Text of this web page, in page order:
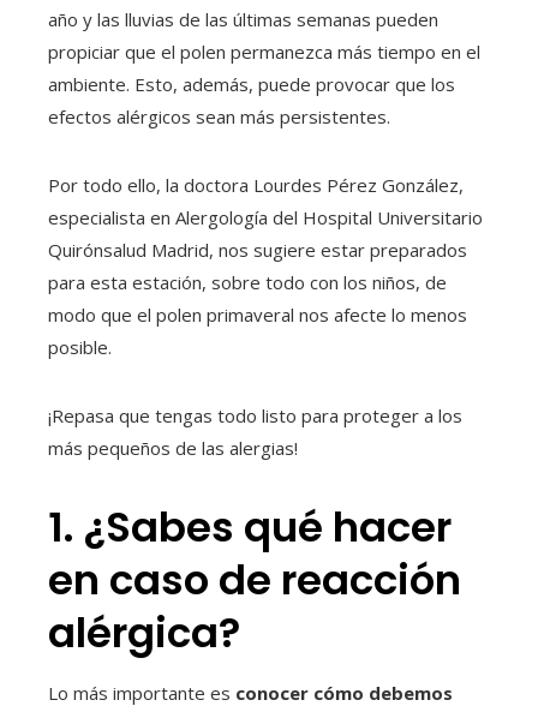
año y las lluvias de las últimas semanas pueden
propiciar que el polen permanezca más tiempo en el
ambiente. Esto, además, puede provocar que los
efectos alérgicos sean más persistentes.
Por todo ello, la doctora Lourdes Pérez González,
especialista en Alergología del Hospital Universitario
Quirónsalud Madrid, nos sugiere estar preparados
para esta estación, sobre todo con los niños, de
modo que el polen primaveral nos afecte lo menos
posible.
¡Repasa que tengas todo listo para proteger a los
más pequeños de las alergias!
1. ¿Sabes qué hacer
en caso de reacción
alérgica?
Lo más importante es conocer cómo debemos